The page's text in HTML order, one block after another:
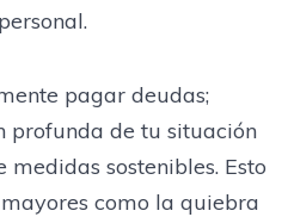
pagar deudas;
profunda de tu situación
sostenibles. Esto
como la quiebra